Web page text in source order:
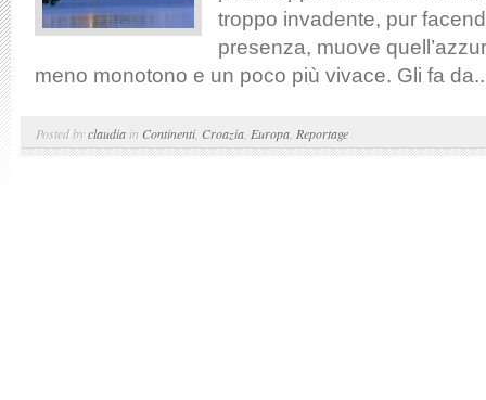
troppo invadente, pur
presenza, muove
meno monotono e un poco più vivace. Gli fa
Posted byclaudia in Continenti, Croazia Europa Reportage